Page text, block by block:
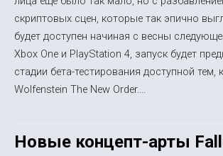
скриптовых сцен, которые так эпично
будет доступен начиная с весны
Xbox One и PlayStation 4, запуск будет
стадии бета-тестирования доступной тем,
Wolfenstein The New Order....
Новые концепт-арты